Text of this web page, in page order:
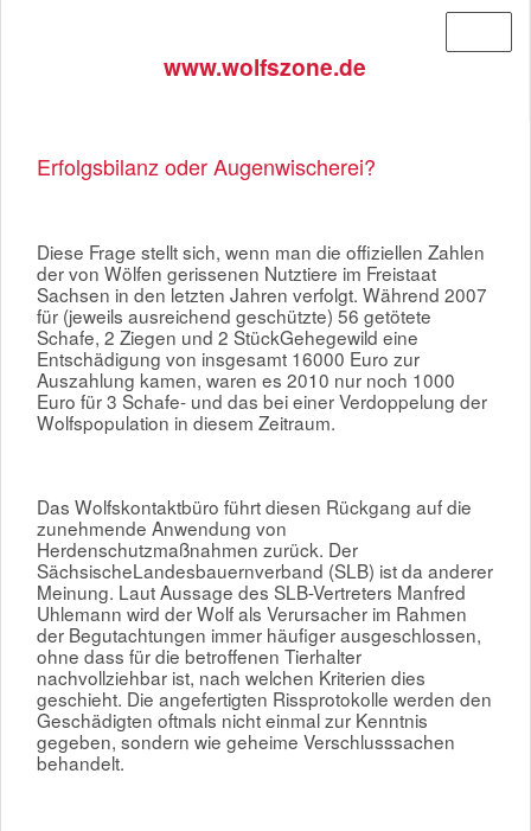
www.wolfszone.de
Erfolgsbilanz oder Augenwischerei?
Diese Frage stellt sich, wenn man die offiziellen Zahlen
der von Wölfen gerissenen Nutztiere im Freistaat
Sachsen in den letzten Jahren verfolgt. Während 2007
für (jeweils ausreichend geschützte) 56 getötete
Schafe, 2 Ziegen und 2 StückGehegewild eine
Entschädigung von insgesamt 16000 Euro zur
Auszahlung kamen, waren es 2010 nur noch 1000
Euro für 3 Schafe- und das bei einer Verdoppelung der
Wolfspopulation in diesem Zeitraum.
Das Wolfskontaktbüro führt diesen Rückgang auf die
zunehmende Anwendung von
Herdenschutzmaßnahmen zurück. Der
SächsischeLandesbauernverband (SLB) ist da anderer
Meinung. Laut Aussage des SLB-Vertreters Manfred
Uhlemann wird der Wolf als Verursacher im Rahmen
der Begutachtungen immer häufiger ausgeschlossen,
ohne dass für die betroffenen Tierhalter
nachvollziehbar ist, nach welchen Kriterien dies
geschieht. Die angefertigten Rissprotokolle werden den
Geschädigten oftmals nicht einmal zur Kenntnis
gegeben, sondern wie geheime Verschlusssachen
behandelt.